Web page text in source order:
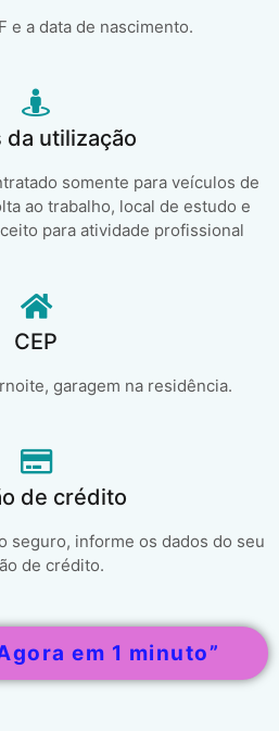
e a data de nascimento.
da utilização
somente para veículos de
ao trabalho, local de estudo e
para atividade profissional
CEP
garagem na residência.
de crédito
seguro, informe os dados do seu
de crédito.
em 1 minuto”